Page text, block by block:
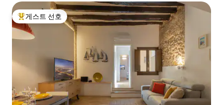
상위 게스트 선호
게스트 선호